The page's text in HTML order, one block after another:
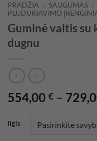
PRADŽIA / SAUGUMAS /
PLŪDURIAVIMO
Guminė valtis su
dugnu
554,00 € –
Ilgis